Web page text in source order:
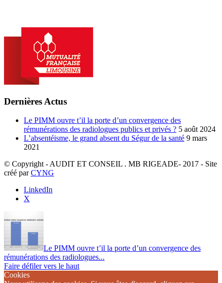
Dernières Actus
Le PIMM ouvre t’il la porte d’un convergence des
rémunérations des radiologues publics et privés ? 5 août 2024
L’absentéisme, le grand absent du Ségur de la santé 9 mars
2021
© Copyright - AUDIT ET CONSEIL . MB RIGEADE- 2017 - Site
créé parCYNG
LinkedIn
X
Le PIMM ouvre t’il la porte d’un convergence des
rémunérations des radiologues...
Faire défiler vers le haut
Cookies